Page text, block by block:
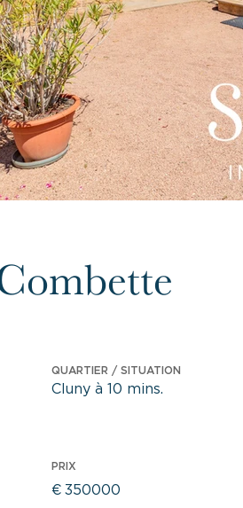
QUARTIER / SITUATION
Cluny à 10 mins.
PRIX
€ 350000